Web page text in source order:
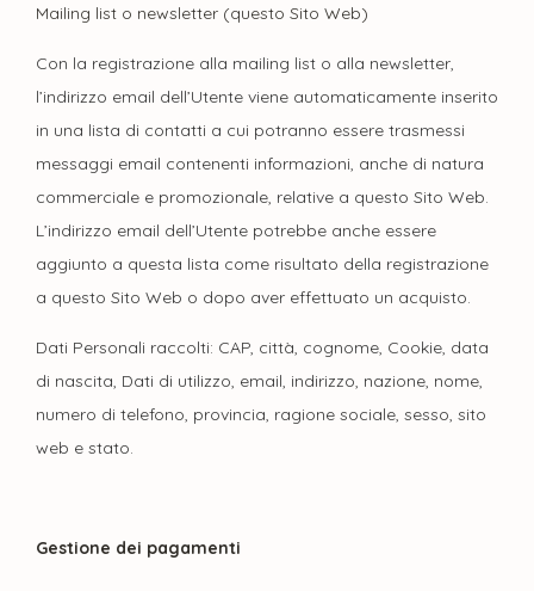
Mailing list o newsletter (questo Sito Web)
Con la registrazione alla mailing list o alla newsletter,
l’indirizzo email dell’Utente viene automaticamente inserito
in una lista di contatti a cui potranno essere trasmessi
messaggi email contenenti informazioni, anche di natura
commerciale e promozionale, relative a questo Sito Web.
L’indirizzo email dell’Utente potrebbe anche essere
aggiunto a questa lista come risultato della registrazione
a questo Sito Web o dopo aver effettuato un acquisto.
Dati Personali raccolti: CAP, città, cognome, Cookie, data
di nascita, Dati di utilizzo, email, indirizzo, nazione, nome,
numero di telefono, provincia, ragione sociale, sesso, sito
web e stato.
Gestione dei pagamenti